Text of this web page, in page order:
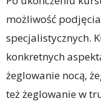
możliwość
specjalistycznych.
konkretnych
żeglowanie nocą,
też żeglowanie w